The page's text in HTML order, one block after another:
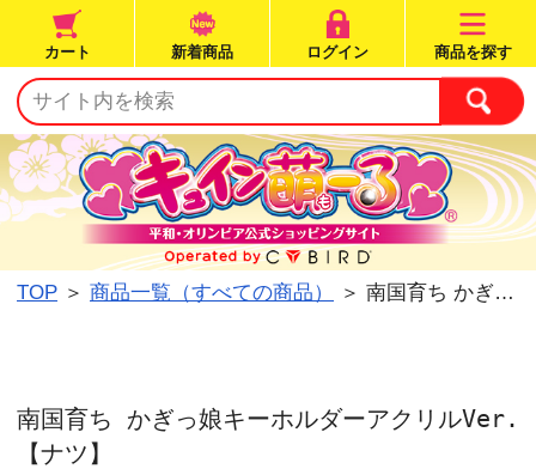
カート 新着商品 ログイン
TOP＞商品一覧（すべての商品）＞ 南国育ち